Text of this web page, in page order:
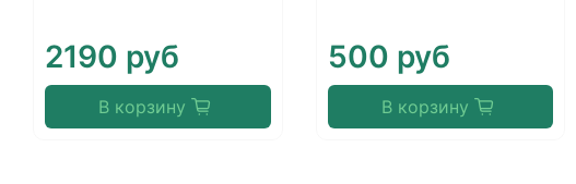
2190 руб
В корзину
500 руб
В корзину